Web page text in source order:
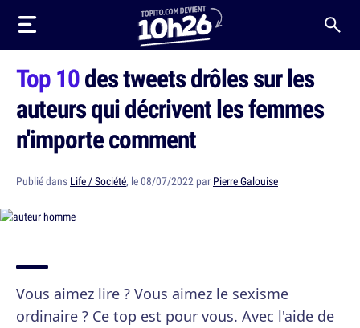
Top 10des tweets drôles sur les
auteurs qui décrivent les femmes
n'importe comment
Publié dans Life / Société, le 08/07/2022 par Pierre Galouise
Vous aimez lire ? Vous aimez le sexisme
ordinaire ? Ce top est pour vous. Avec l'aide de